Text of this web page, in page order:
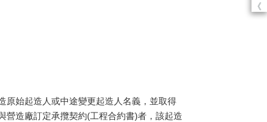
《
始起造人或中途變更起造人名義，並取得
營造廠訂定承攬契約(工程合約書)者，該起造